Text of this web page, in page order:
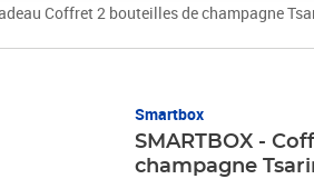
Coffret 2 bouteilles de champagne
Smartbox
SMARTBOX -
champagne